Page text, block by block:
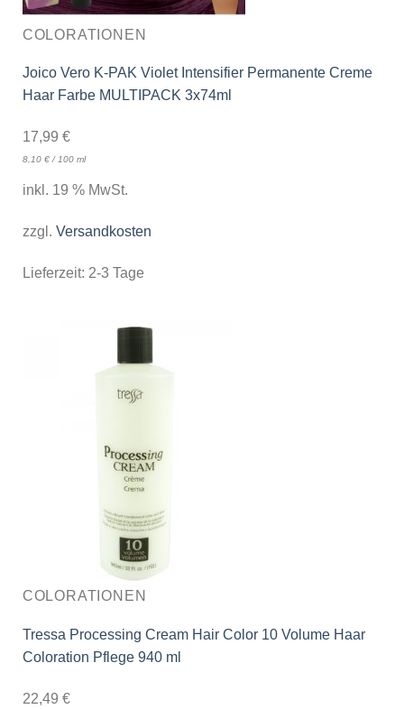
COLORATIONEN
Joico Vero K-PAK Violet Intensifier Permanente Creme
Haar Farbe MULTIPACK 3x74ml
17,99 €
8,10 €/ 100 ml
inkl. 19 % MwSt.
zzgl. Versandkosten
Lieferzeit: 2-3 Tage
COLORATIONEN
Tressa Processing Cream Hair Color 10 Volume Haar
Coloration Pflege 940 ml
22,49 €